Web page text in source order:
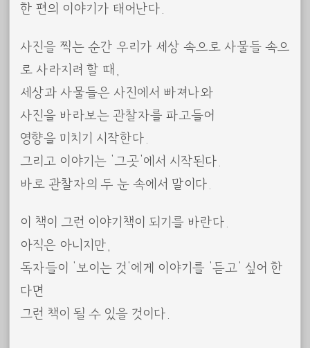
한 편의 이야기가 태어난다.
사진을 찍는 순간 우리가 세상 속으로 사물들 속으
로 사라지려 할 때,
세상과 사물들은 사진에서 빠져나와
사진을 바라보는 관찰자를 파고들어
영향을 미치기 시작한다.
그리고 이야기는 ‘그곳’에서 시작된다.
바로 관찰자의 두 눈 속에서 말이다.
이 책이 그런 이야기책이 되기를 바란다.
아직은 아니지만,
독자들이 ‘보이는 것’에게 이야기를 ‘듣고’ 싶어 한
다면
그런 책이 될 수 있을 것이다.